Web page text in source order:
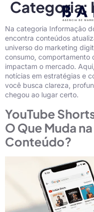
Categoria:
Na categoria Informação
encontra conteúdos
universo do marketing
consumo, comportamento
impactam o mercado.
notícias em estratégias e
você busca clareza,
chegou ao lugar certo.
YouTube
O Que Muda
Conteúdo?